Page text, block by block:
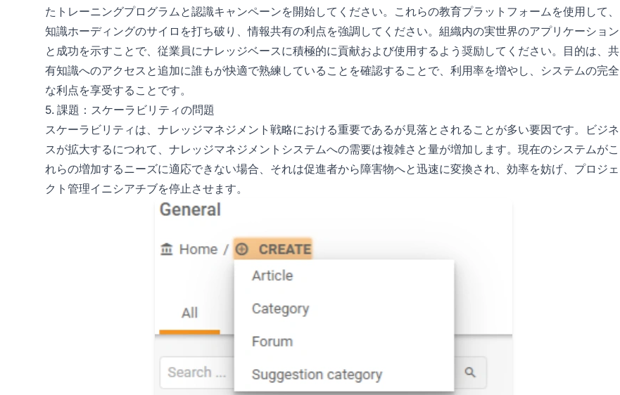
たトレーニングプログラムと認識キャンペーンを開始してください。これらの教育プラットフォームを使用して、
知識ホーディングのサイロを打ち破り、情報共有の利点を強調してください。組織内の実世界のアプリケーション
と成功を示すことで、従業員にナレッジベースに積極的に貢献および使用するよう奨励してください。目的は、共
有知識へのアクセスと追加に誰もが快適で熟練していることを確認することで、利用率を増やし、システムの完全
な利点を享受することです。
5. 課題：スケーラビリティの問題
スケーラビリティは、ナレッジマネジメント戦略における重要であるが見落とされることが多い要因です。ビジネ
スが拡大するにつれて、ナレッジマネジメントシステムへの需要は複雑さと量が増加します。現在のシステムがこ
れらの増加するニーズに適応できない場合、それは促進者から障害物へと迅速に変換され、効率を妨げ、プロジェ
クト管理イニシアチブを停止させます。